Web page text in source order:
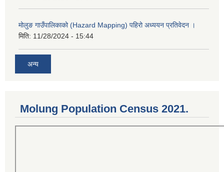
मोलुङ गाउँपालिकाको (Hazard Mapping) पहिरो अध्ययन प्रतिवेदन ।
मिति: 11/28/2024 - 15:44
अन्य
Molung Population Census 2021.